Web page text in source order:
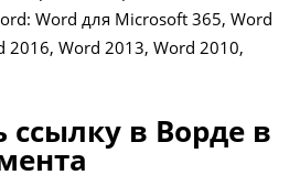
Word для Microsoft 365, Word
2016, Word 2013, Word 2010,
ссылку в Ворде в